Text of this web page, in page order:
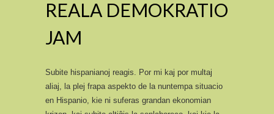
REALA DEMOKRATIO
JAM
Subite hispanianoj reagis. Por mi kaj por multaj
aliaj, la plej frapa aspekto de la nuntempa situacio
en Hispanio, kie ni suferas grandan ekonomian